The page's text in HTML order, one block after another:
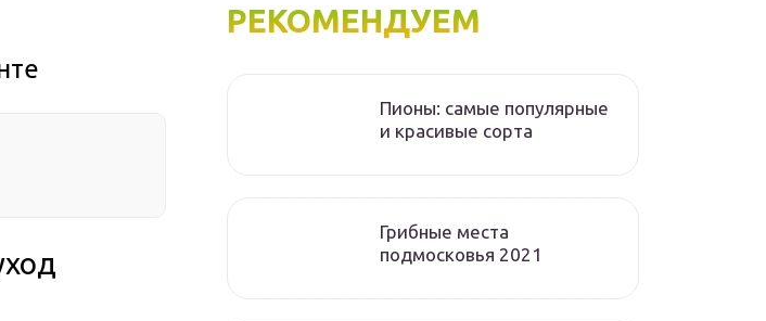
РЕКОМЕНДУЕМ
Пионы: самые популярные
и красивые сорта
Грибные места
подмосковья 2021